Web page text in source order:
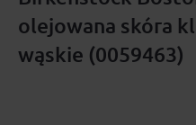
olejowana skóra
wąskie (0059463)